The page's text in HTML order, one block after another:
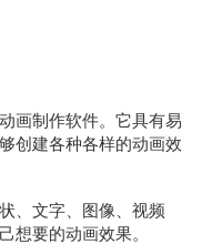
画制作软件。它具有易
创建各种各样的动画效
、文字、图像、视频
想要的动画效果。